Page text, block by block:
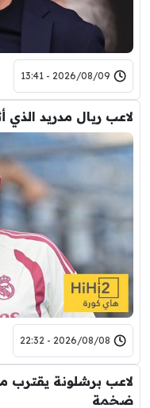
2026/08/09 - 13:41
لاعب ريال مدريد
2026/08/08 - 22:32
لاعب برشلونة يقترب
ضخمة